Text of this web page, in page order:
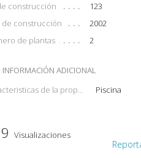
construcción
123
de construcción
2002
de plantas
2
INFORMACIÓN ADICIONAL
Caracteristicas de la propiedad
Piscina
Visualizaciones